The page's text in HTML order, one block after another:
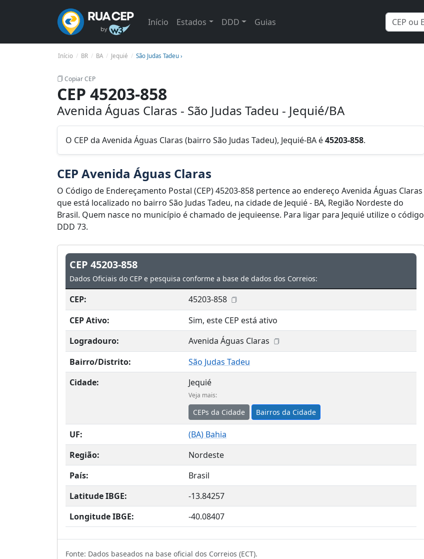
Início Estados DDD Guias
Início BR BA Jequié São Judas Tadeu ›
Copiar CEP
CEP 45203-858
Avenida Águas Claras - São Judas Tadeu - Jequié/BA
O CEP da Avenida Águas Claras (bairro São Judas Tadeu), Jequié-BA é45203-858.
CEP Avenida Águas Claras
O Código de Endereçamento Postal (CEP) 45203-858 pertence ao endereço Avenida Águas Claras
que está localizado no bairro São Judas Tadeu, na cidade de Jequié - BA, Região Nordeste do
Brasil. Quem nasce no município é chamado de jequieense. Para ligar para Jequié utilize o código
DDD 73.
CEP 45203-858
Dados Oficiais do CEP e pesquisa conforme a base de dados dos Correios:
CEP:
45203-858
CEP Ativo:
Sim, este CEP está ativo
Logradouro:
Avenida Águas Claras
Bairro/Distrito:
São Judas Tadeu
Cidade:
Jequié
Veja mais:
CEPs da Cidade Bairros da Cidade
UF: (BA) Bahia
Região:
Nordeste
País:
Brasil
Latitude IBGE:
-13.84257
Longitude IBGE:
-40.08407
Fonte: Dados baseados na base oficial dos Correios (ECT).